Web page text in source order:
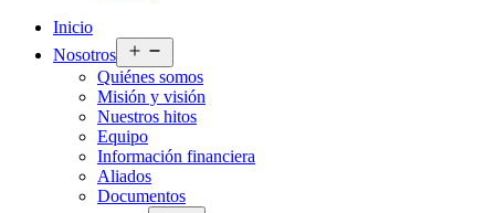
Inicio
Nosotros
el
menú
Quiénes somos
Misión y visión
Nuestros hitos
Equipo
Información financiera
Aliados
Documentos